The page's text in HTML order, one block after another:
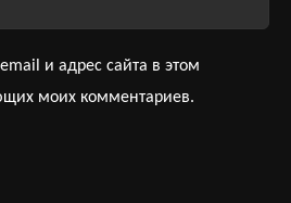
и адрес сайта в этом
моих комментариев.